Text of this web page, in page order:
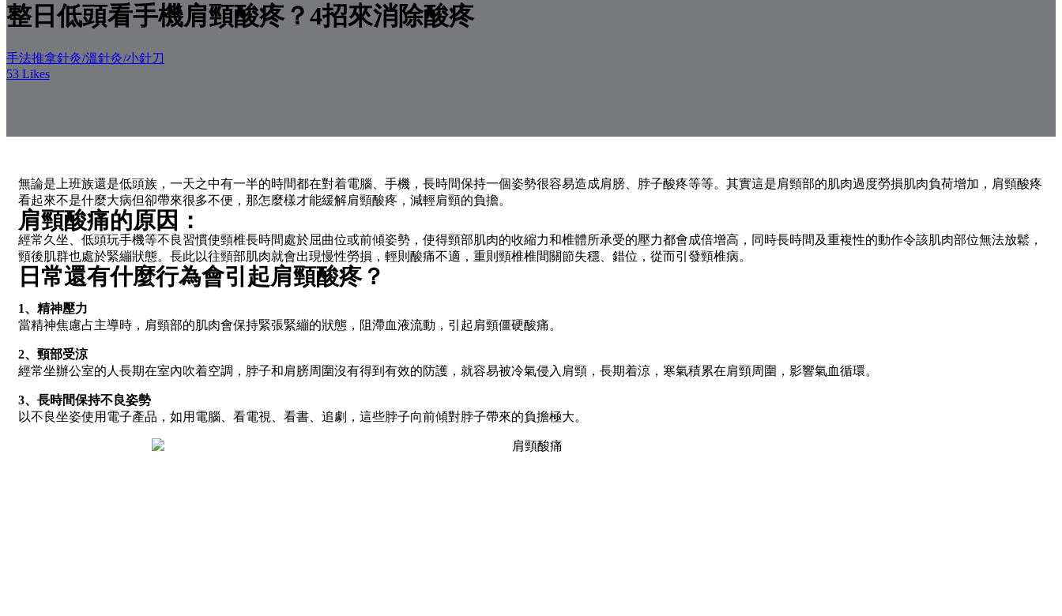
整日低頭看手機肩頸酸疼？4招來消除酸疼
手法推拿針灸/溫針灸/小針刀
53 Likes
無論是上班族還是低頭族，一天之中有一半的時間都在對着電腦、手機，長時間保持一個姿勢很容易造成肩膀、脖子酸疼等等。其實這是肩頸部的肌肉過度勞損肌肉負荷增加，肩頸酸疼
看起來不是什麼大病但卻帶來很多不便，那怎麼樣才能緩解肩頸酸疼，減輕肩頸的負擔。
肩頸酸痛的原因：
經常久坐、低頭玩手機等不良習慣使頸椎長時間處於屈曲位或前傾姿勢，使得頸部肌肉的收縮力和椎體所承受的壓力都會成倍增高，同時長時間及重複性的動作令該肌肉部位無法放鬆，
頸後肌群也處於緊繃狀態。長此以往頸部肌肉就會出現慢性勞損，輕則酸痛不適，重則頸椎椎間關節失穩、錯位，從而引發頸椎病。
日常還有什麼行為會引起肩頸酸疼？
1、精神壓力
當精神焦慮占主導時，肩頸部的肌肉會保持緊張緊繃的狀態，阻滯血液流動，引起肩頸僵硬酸痛。
2、頸部受涼
經常坐辦公室的人長期在室內吹着空調，脖子和肩膀周圍沒有得到有效的防護，就容易被冷氣侵入肩頸，長期着涼，寒氣積累在肩頸周圍，影響氣血循環。
3、長時間保持不良姿勢
以不良坐姿使用電子產品，如用電腦、看電視、看書、追劇，這些脖子向前傾對脖子帶來的負擔極大。